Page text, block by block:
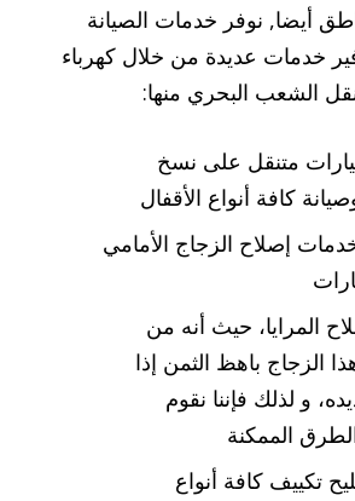
أيضا, نوفر خدمات الصيانة
خدمات عديدة من خلال كهرباء
الشعب البحري منها:
متنقل على نسخ
كافة أنواع الأقفال
إصلاح الزجاج الأمامي
المرايا، حيث أنه من
الزجاج باهظ الثمن إذا
و لذلك فإننا نقوم
الممكنة
تكييف كافة أنواع